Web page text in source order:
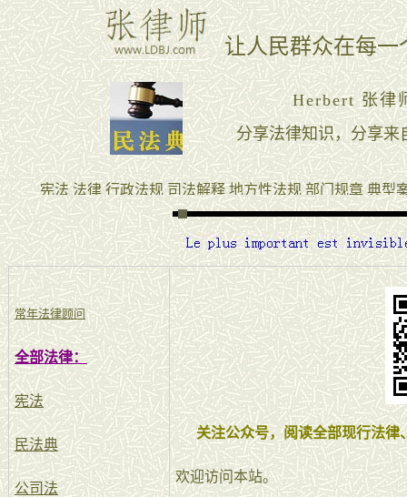
常年法律顾问
全部法律：
宪法
民法典
公司法
关注公众号，阅读全部现行法律
欢迎访问本站。